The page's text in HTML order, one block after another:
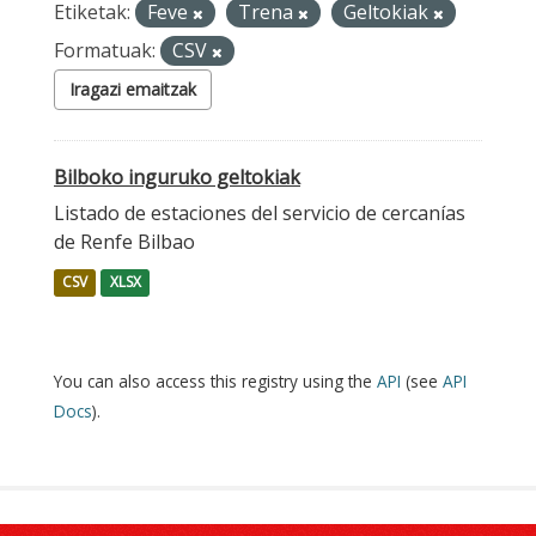
Etiketak: Feve Trena
Geltokiak
Formatuak:
CSV
Iragazi emaitzak
Bilboko inguruko geltokiak
Listado de estaciones del servicio de cercanías
de Renfe Bilbao
CSV XLSX
You can also access this registry using the API (see API
Docs).